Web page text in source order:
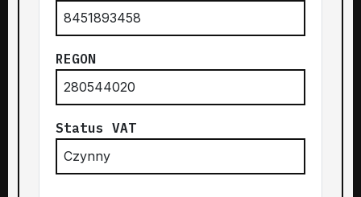
8451893458
REGON
280544020
Status VAT
Czynny